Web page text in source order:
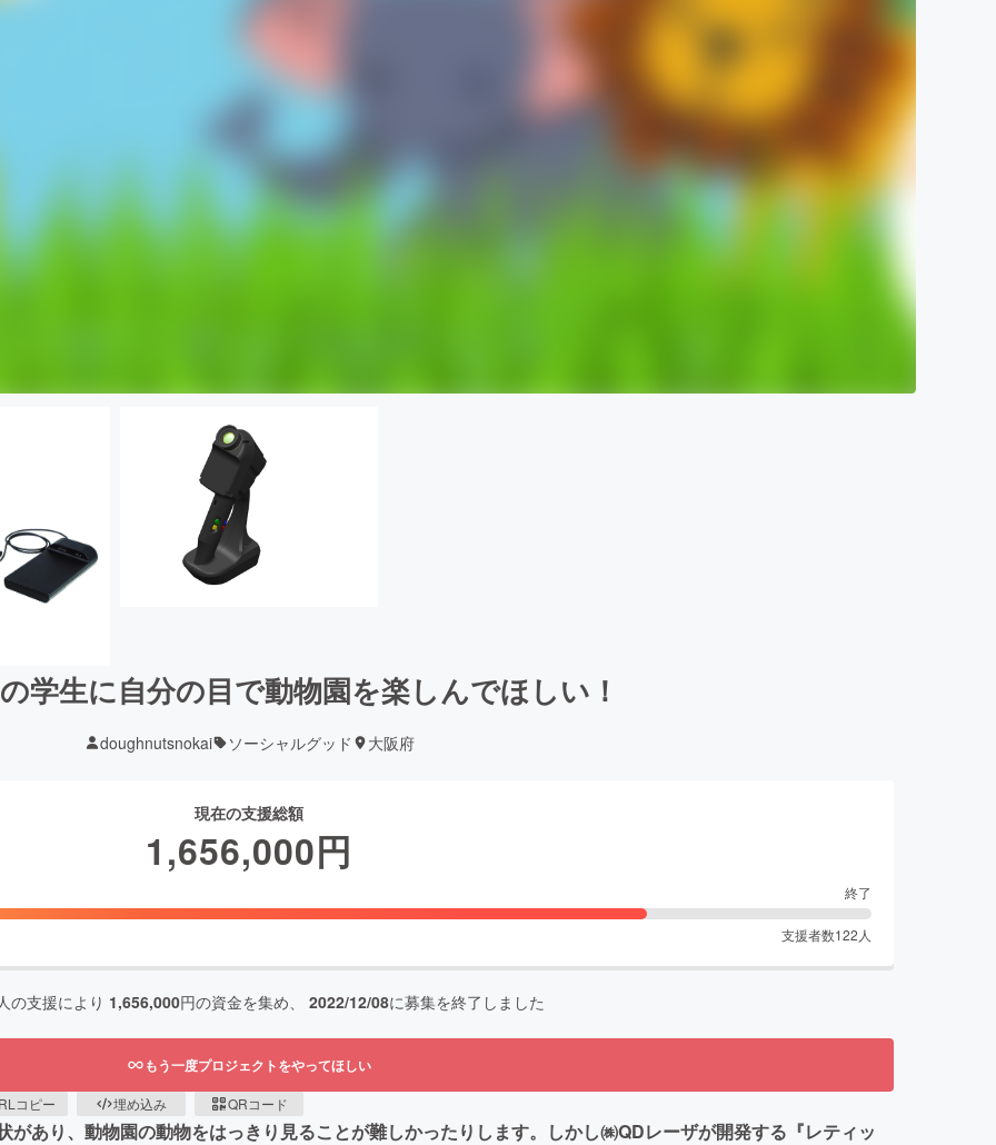
学生に自分の目で動物園を楽しんでほしい！
doughnutsnokai ソーシャルグッド 大阪府
現在の支援総額
1,656,000円
終了
支援者数122 人
の支援により 1,656,000円の資金を集め、 2022/12/08に募集を終了しました
もう一度プロジェクトをやってほしい
コピー 埋め込み QRコード
あり、動物園の動物をはっきり見ることが難しかったりします。しかし㈱QDレーザが開発する『レティッ